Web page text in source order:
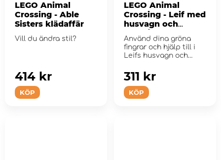
LEGO Animal
Crossing - Able
Sisters klädaffär
Vill du ändra stil?
KÖP
414 kr
LEGO Animal
Crossing - Leif med
husvagn och
trädgårdsbutik
Använd dina gröna
fingrar och hjälp till i
Leifs husvagn och
KÖP
311 kr